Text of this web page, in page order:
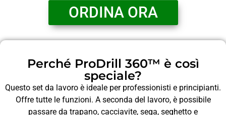
ORDINA ORA
Perché ProDrill 360™ è così
speciale?
Questo set da lavoro è ideale per professionisti e principianti.
Offre tutte le funzioni. A seconda del lavoro, è possibile
passare da trapano, cacciavite, sega, seghetto e